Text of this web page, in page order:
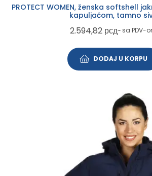
PROTECT WOMEN, ženska softshell
kapuljačom, tamno
2.594,82 рсд~ sa PDV-
DODAJ U KORPU